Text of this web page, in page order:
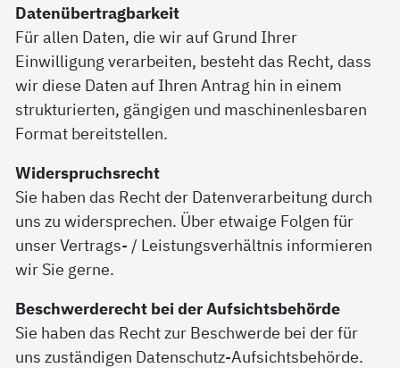
Datenübertragbarkeit
Für allen Daten, die wir auf Grund Ihrer
Einwilligung verarbeiten, besteht das Recht, dass
wir diese Daten auf Ihren Antrag hin in einem
strukturierten, gängigen und maschinenlesbaren
Format bereitstellen.
Widerspruchsrecht
Sie haben das Recht der Datenverarbeitung durch
uns zu widersprechen. Über etwaige Folgen für
unser Vertrags- / Leistungsverhältnis informieren
wir Sie gerne.
Beschwerderecht bei der Aufsichtsbehörde
Sie haben das Recht zur Beschwerde bei der für
uns zuständigen Datenschutz-Aufsichtsbehörde.